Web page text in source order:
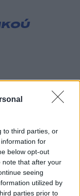
to third parties, or
for
below opt-out
note that after your
seeing
utilized by
parties prior to